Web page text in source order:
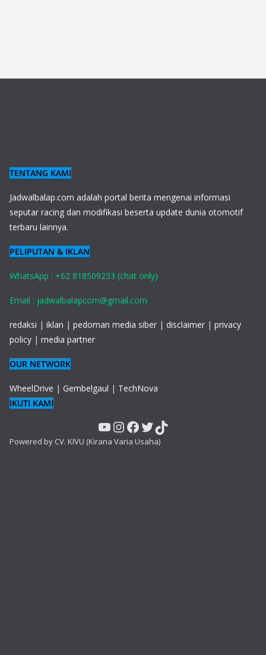
TENTANG KAMI
Jadwalbalap.com adalah portal berita mengenai informasi
seputar racing dan modifikasi beserta update dunia otomotif
terbaru lainnya.
PELIPUTAN & IKLAN
WhatsApp : +62 818509233 (chat only)
Email : jadwalbalapcom@gmail.com
redaksi | iklan | pedoman media siber | disclaimer | privacy
policy | media partner
OUR NETWORK
WheelDrive | Gembelgaul | TechNova
IKUTI KAMI
YouTube
Instagram
Facebook
Twitter
TikTok
Powered by CV. KIVU (Kirana Varia Usaha)